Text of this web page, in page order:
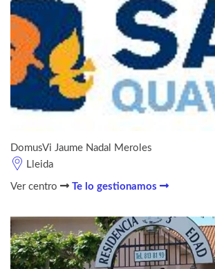
DomusVi Jaume Nadal Meroles
Lleida
Ver centro Te lo gestionamos